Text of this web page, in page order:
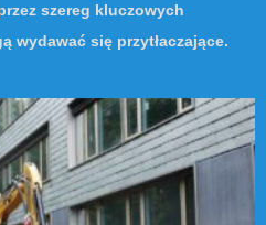
szereg kluczowych
wydawać się przytłaczające.